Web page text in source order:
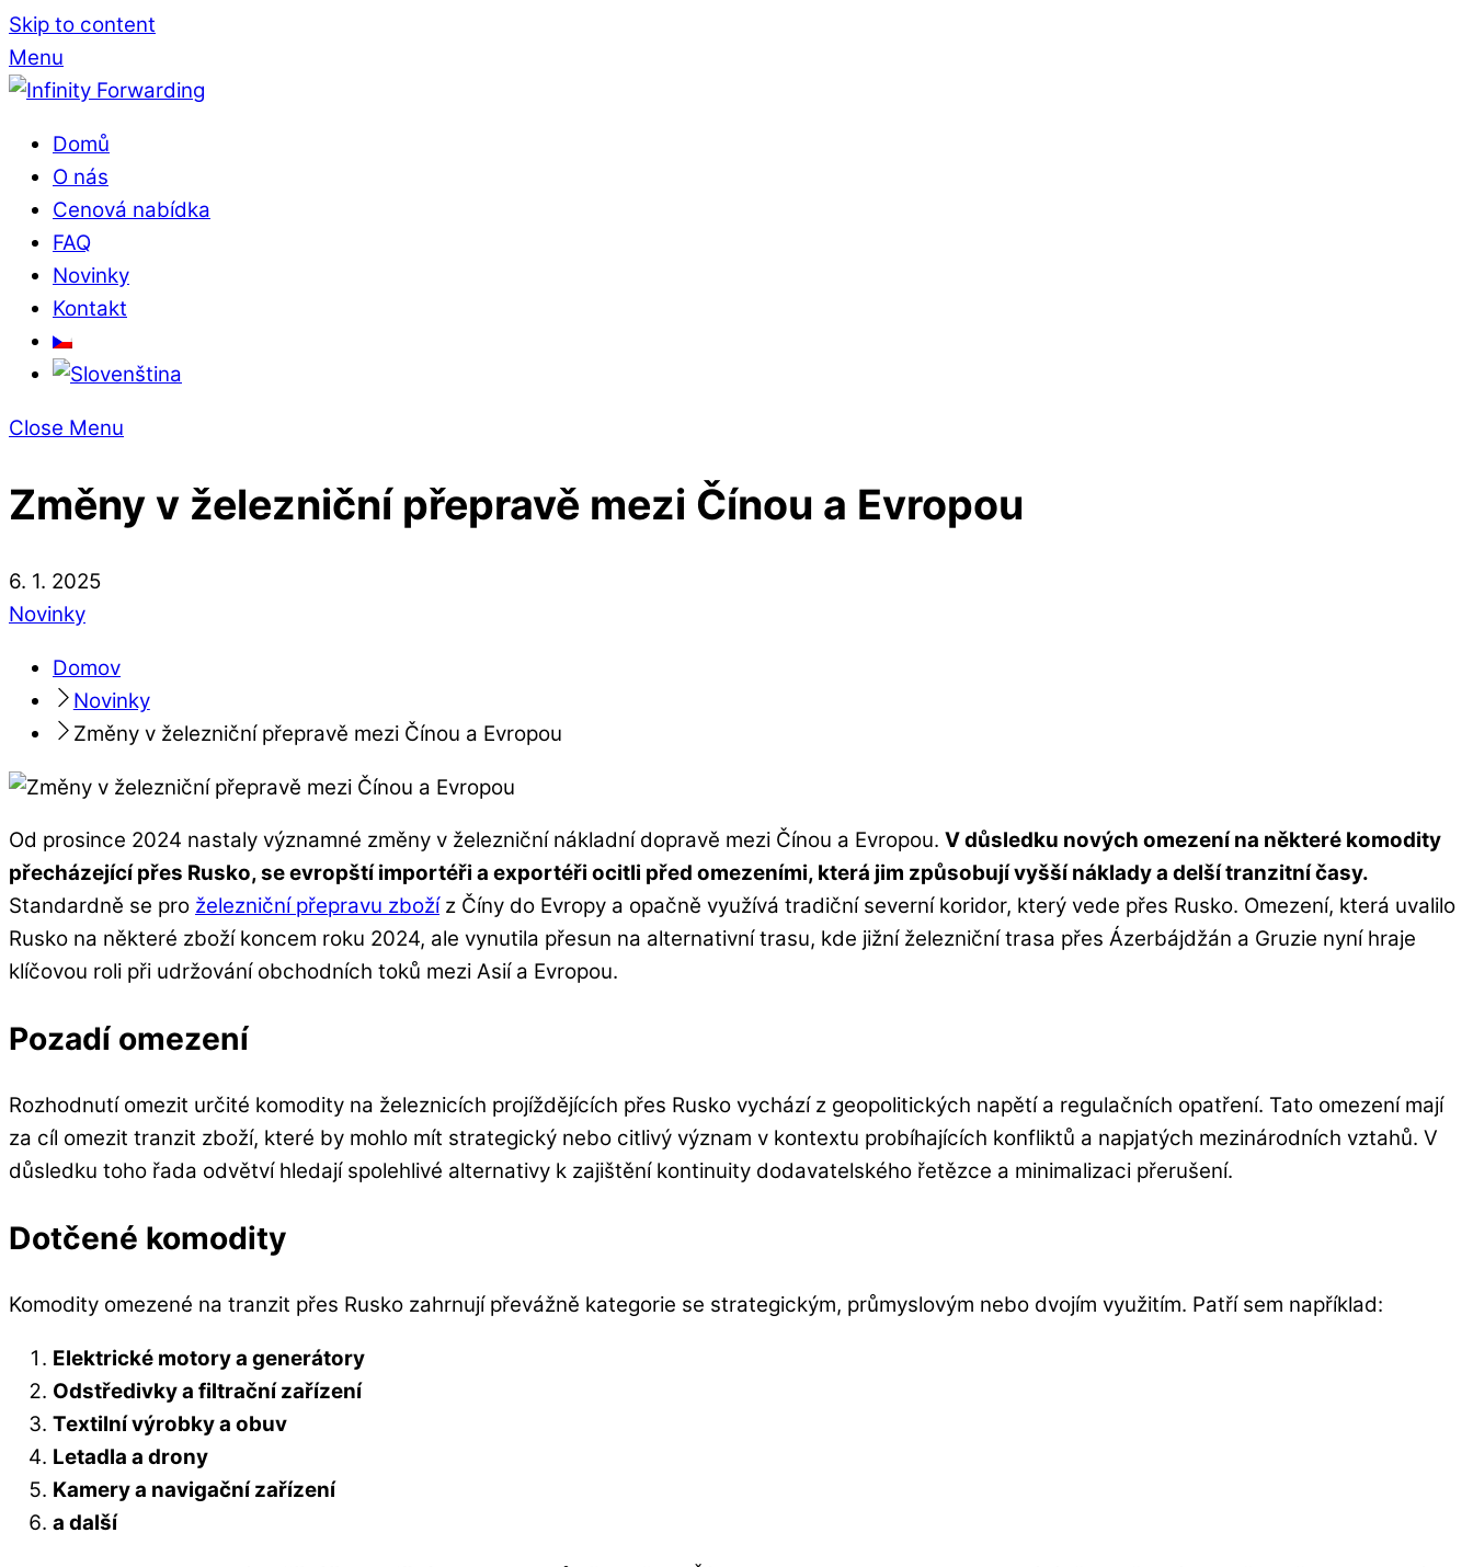
Skip to content
Menu
Domů
O nás
Cenová nabídka
FAQ
Novinky
Kontakt
Close Menu
Změny v železniční přepravě mezi Čínou a Evropou
6. 1. 2025
Novinky
Domov
Novinky
Změny v železniční přepravě mezi Čínou a Evropou
Od prosince 2024 nastaly významné změny v železniční nákladní dopravě mezi Čínou a Evropou. V důsledku nových omezení na některé komodity
přecházející přes Rusko, se evropští importéři a exportéři ocitli před omezeními, která jim způsobují vyšší náklady a delší tranzitní časy.
Standardně se pro železniční přepravu zbožíz Číny do Evropy a opačně využívá tradiční severní koridor, který vede přes Rusko. Omezení, která uvalilo
Rusko na některé zboží koncem roku 2024, ale vynutila přesun na alternativní trasu, kde jižní železniční trasa přes Ázerbájdžán a Gruzie nyní hraje
klíčovou roli při udržování obchodních toků mezi Asií a Evropou.
Pozadí omezení
Rozhodnutí omezit určité komodity na železnicích projíždějících přes Rusko vychází z geopolitických napětí a regulačních opatření. Tato omezení mají
za cíl omezit tranzit zboží, které by mohlo mít strategický nebo citlivý význam v kontextu probíhajících konfliktů a napjatých mezinárodních vztahů. V
důsledku toho řada odvětví hledají spolehlivé alternativy k zajištění kontinuity dodavatelského řetězce a minimalizaci přerušení.
Dotčené komodity
Komodity omezené na tranzit přes Rusko zahrnují převážně kategorie se strategickým, průmyslovým nebo dvojím využitím. Patří sem například:
Elektrické motory a generátory
Odstředivky a filtrační zařízení
Textilní výrobky a obuv
Letadla a drony
Kamery a navigační zařízení
a další